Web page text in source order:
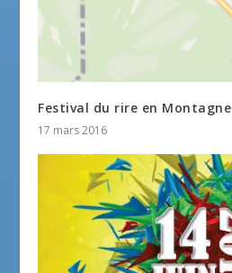
Festival du rire en Montagne
17 mars 2016